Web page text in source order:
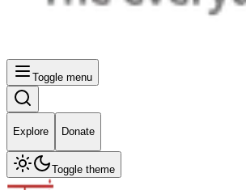
Toggle menu
Explore Donate
Toggle theme